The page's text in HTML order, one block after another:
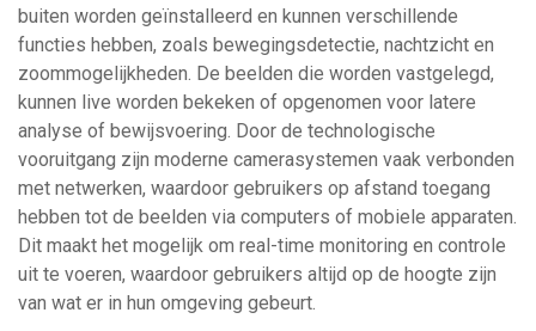
buiten worden geïnstalleerd en kunnen verschillende
functies hebben, zoals bewegingsdetectie, nachtzicht en
zoommogelijkheden. De beelden die worden vastgelegd,
kunnen live worden bekeken of opgenomen voor latere
analyse of bewijsvoering. Door de technologische
vooruitgang zijn moderne camerasystemen vaak verbonden
met netwerken, waardoor gebruikers op afstand toegang
hebben tot de beelden via computers of mobiele apparaten.
Dit maakt het mogelijk om real-time monitoring en controle
uit te voeren, waardoor gebruikers altijd op de hoogte zijn
van wat er in hun omgeving gebeurt.